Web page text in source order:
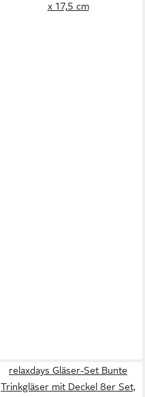
x 17,5 cm
relaxdays Gläser-Set Bunte
Trinkgläser mit Deckel 8er Set,